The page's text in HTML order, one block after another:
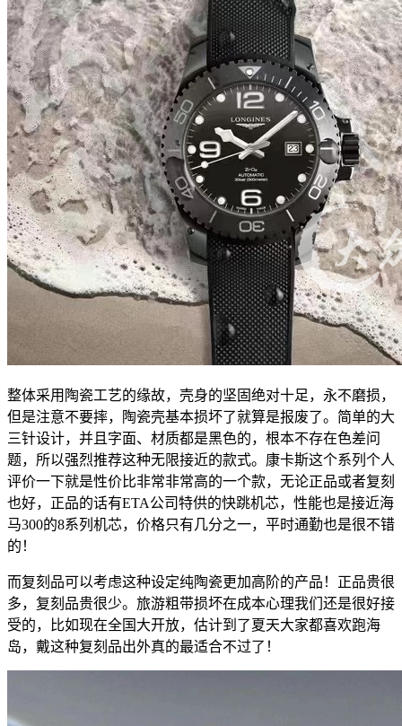
整体采用陶瓷工艺的缘故，壳身的坚固绝对十足，永不磨损，
但是注意不要摔，陶瓷壳基本损坏了就算是报废了。简单的大
三针设计，并且字面、材质都是黑色的，根本不存在色差问
题，所以强烈推荐这种无限接近的款式。康卡斯这个系列个人
评价一下就是性价比非常非常高的一个款，无论正品或者复刻
也好，正品的话有ETA公司特供的快跳机芯，性能也是接近海
马300的8系列机芯，价格只有几分之一，平时通勤也是很不错
的！
而复刻品可以考虑这种设定纯陶瓷更加高阶的产品！正品贵很
多，复刻品贵很少。旅游粗带损坏在成本心理我们还是很好接
受的，比如现在全国大开放，估计到了夏天大家都喜欢跑海
岛，戴这种复刻品出外真的最适合不过了！